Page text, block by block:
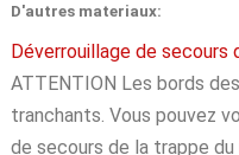
D'autres materiaux:
Déverrouillage de secours
ATTENTION Les bords
tranchants. Vous pouvez
de secours de la trappe